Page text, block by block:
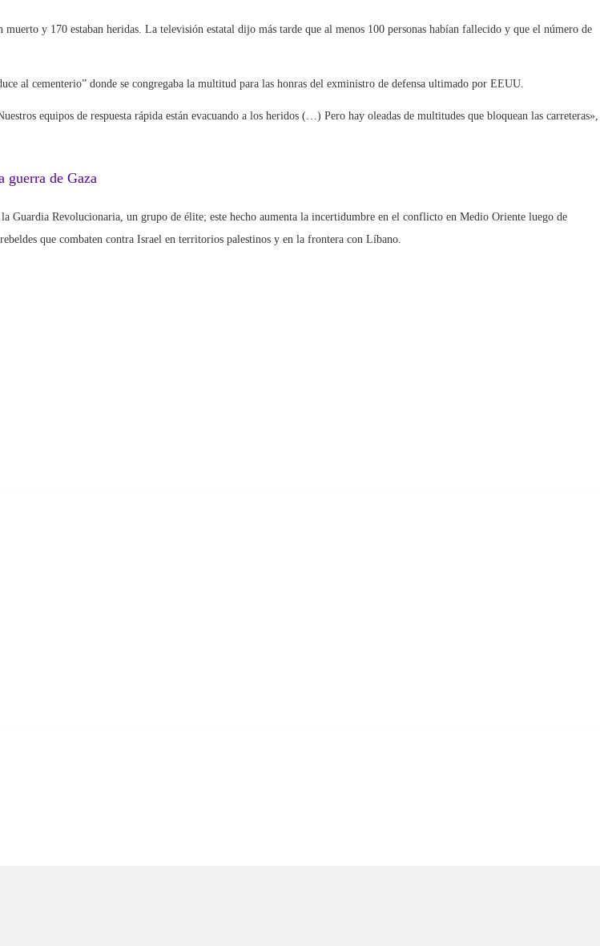
y 170 estaban heridas. La televisión estatal dijo más tarde que al menos 100 personas habían fallecido y que el número de
al cementerio” donde se congregaba la multitud para las honras del exministro de defensa ultimado por EEUU.
equipos de respuesta rápida están evacuando a los heridos (…) Pero hay oleadas de multitudes que bloquean las carreteras»,
guerra de Gaza
Guardia Revolucionaria, un grupo de élite; este hecho aumenta la incertidumbre en el conflicto en Medio Oriente luego de
que combaten contra Israel en territorios palestinos y en la frontera con Líbano.